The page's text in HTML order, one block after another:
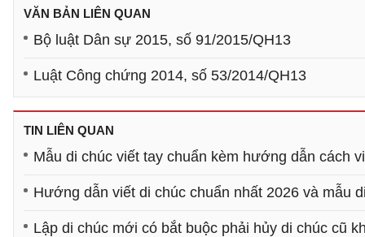
VĂN BẢN LIÊN QUAN
Bộ luật Dân sự 2015, số 91/2015/QH13
Luật Công chứng 2014, số 53/2014/QH13
TIN LIÊN QUAN
Mẫu di chúc viết tay chuẩn kèm hướng dẫn cách
Hướng dẫn viết di chúc chuẩn nhất 2026 và mẫu
Lập di chúc mới có bắt buộc phải hủy di chúc cũ